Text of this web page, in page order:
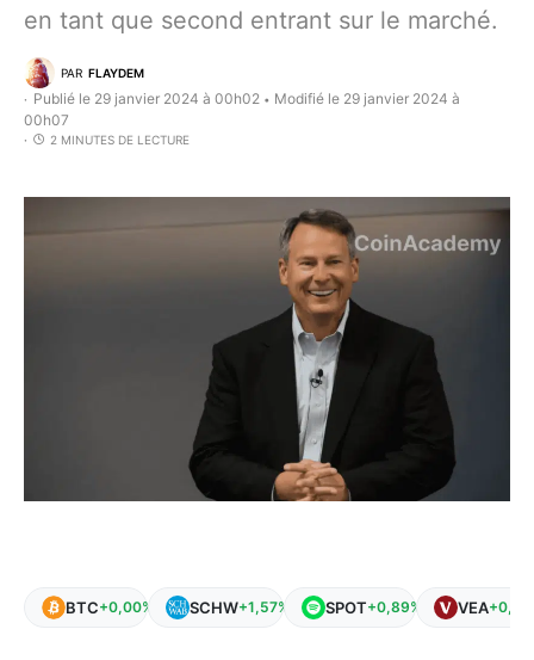
en tant que second entrant sur le marché.
PAR FLAYDEM
Publié le 29 janvier 2024 à 00h02 • Modifié le 29 janvier 2024 à
00h07
2 MINUTES DE LECTURE
BTC+0,00% SCHW+1,57% SPOT+0,89% VEA